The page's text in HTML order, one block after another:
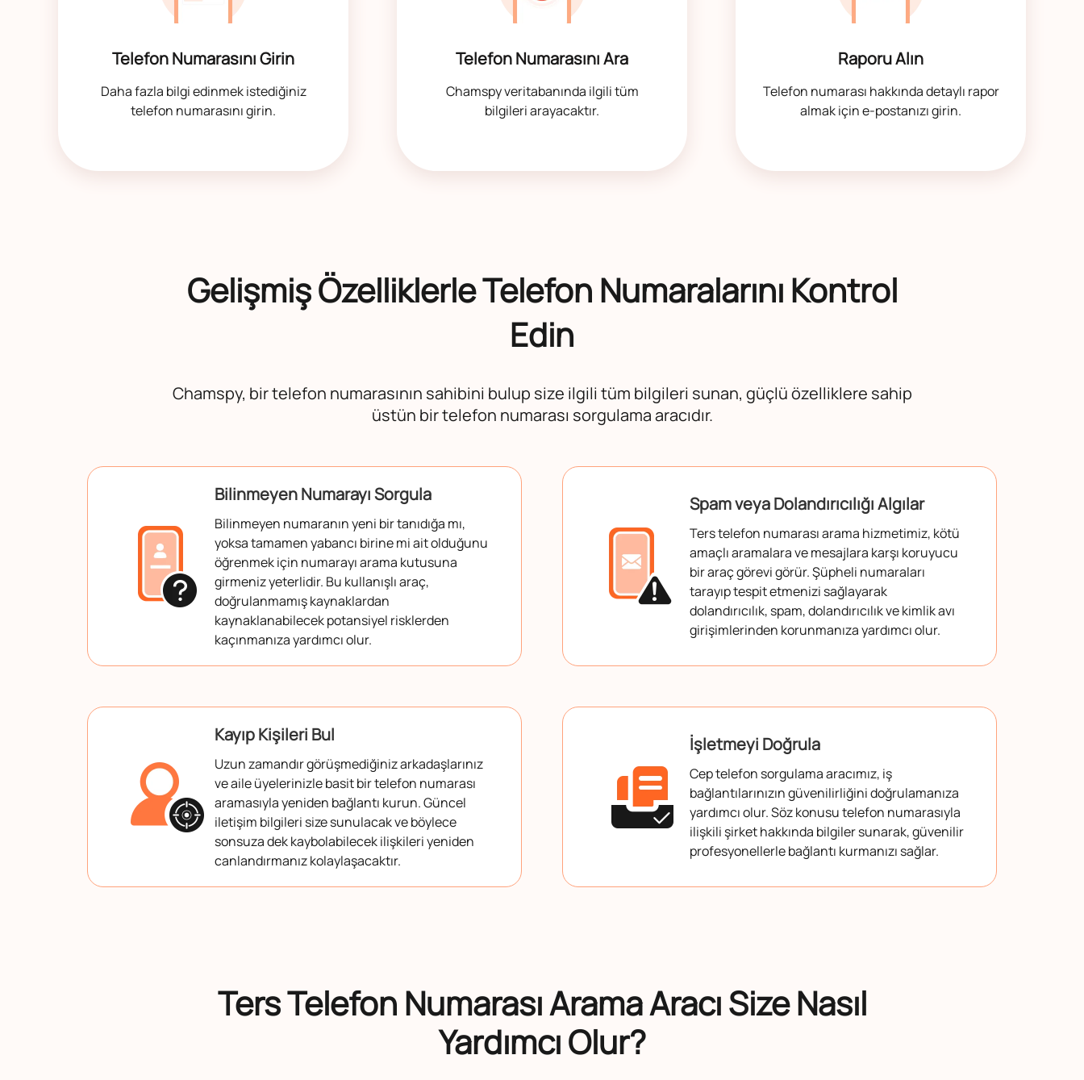
Telefon Numarasını Girin
Daha fazla bilgi edinmek istediğiniz
telefon numarasını girin.
Telefon Numarasını Ara
Chamspy veritabanında ilgili tüm
bilgileri arayacaktır.
Raporu Alın
Telefon numarası hakkında detaylı rapor
almak için e-postanızı girin.
Gelişmiş Özelliklerle Telefon Numaralarını Kontrol
Edin
Chamspy, bir telefon numarasının sahibini bulup size ilgili tüm bilgileri sunan, güçlü özelliklere sahip
üstün bir telefon numarası sorgulama aracıdır.
Bilinmeyen Numarayı Sorgula
Bilinmeyen numaranın yeni bir tanıdığa mı,
yoksa tamamen yabancı birine mi ait olduğunu
öğrenmek için numarayı arama kutusuna
girmeniz yeterlidir. Bu kullanışlı araç,
doğrulanmamış kaynaklardan
kaynaklanabilecek potansiyel risklerden
kaçınmanıza yardımcı olur.
Spam veya Dolandırıcılığı Algılar
Ters telefon numarası arama hizmetimiz, kötü
amaçlı aramalara ve mesajlara karşı koruyucu
bir araç görevi görür. Şüpheli numaraları
tarayıp tespit etmenizi sağlayarak
dolandırıcılık, spam, dolandırıcılık ve kimlik avı
girişimlerinden korunmanıza yardımcı olur.
Kayıp Kişileri Bul
Uzun zamandır görüşmediğiniz arkadaşlarınız
ve aile üyelerinizle basit bir telefon numarası
aramasıyla yeniden bağlantı kurun. Güncel
iletişim bilgileri size sunulacak ve böylece
sonsuza dek kaybolabilecek ilişkileri yeniden
canlandırmanız kolaylaşacaktır.
İşletmeyi Doğrula
Cep telefon sorgulama aracımız, iş
bağlantılarınızın güvenilirliğini doğrulamanıza
yardımcı olur. Söz konusu telefon numarasıyla
ilişkili şirket hakkında bilgiler sunarak, güvenilir
profesyonellerle bağlantı kurmanızı sağlar.
Ters Telefon Numarası Arama Aracı Size Nasıl
Yardımcı Olur?